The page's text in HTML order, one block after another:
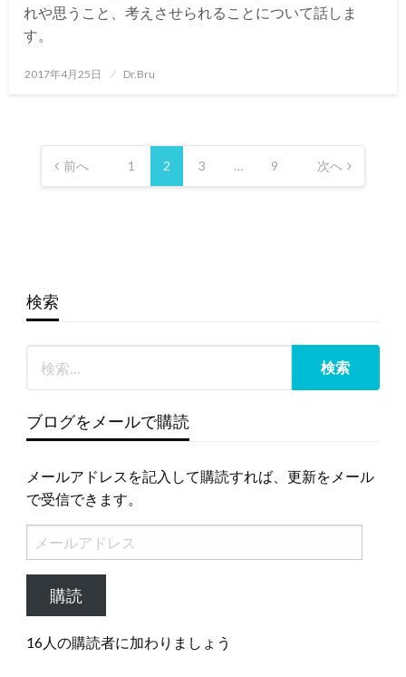
れや思うこと、考えさせられることについて話しま
す。
投
2017年4月25日 Dr.Bru
投
稿
の
送
り
前へ 1 2 3 … 9 次へ
検索
ブログをメールで購読
メールアドレスを記入して購読すれば、更新をメール
で受信できます。
ー
レ
購読
16人の購読者に加わりましょう